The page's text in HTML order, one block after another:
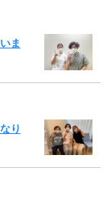
ま
り